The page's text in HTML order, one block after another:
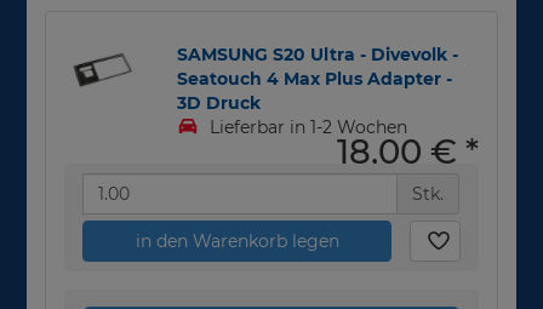
SAMSUNG S20 Ultra - Divevolk -
Seatouch 4 Max Plus Adapter -
3D Druck
Lieferbar in 1-2 Wochen
18,00 € *
Stk.
in den Warenkorb legen